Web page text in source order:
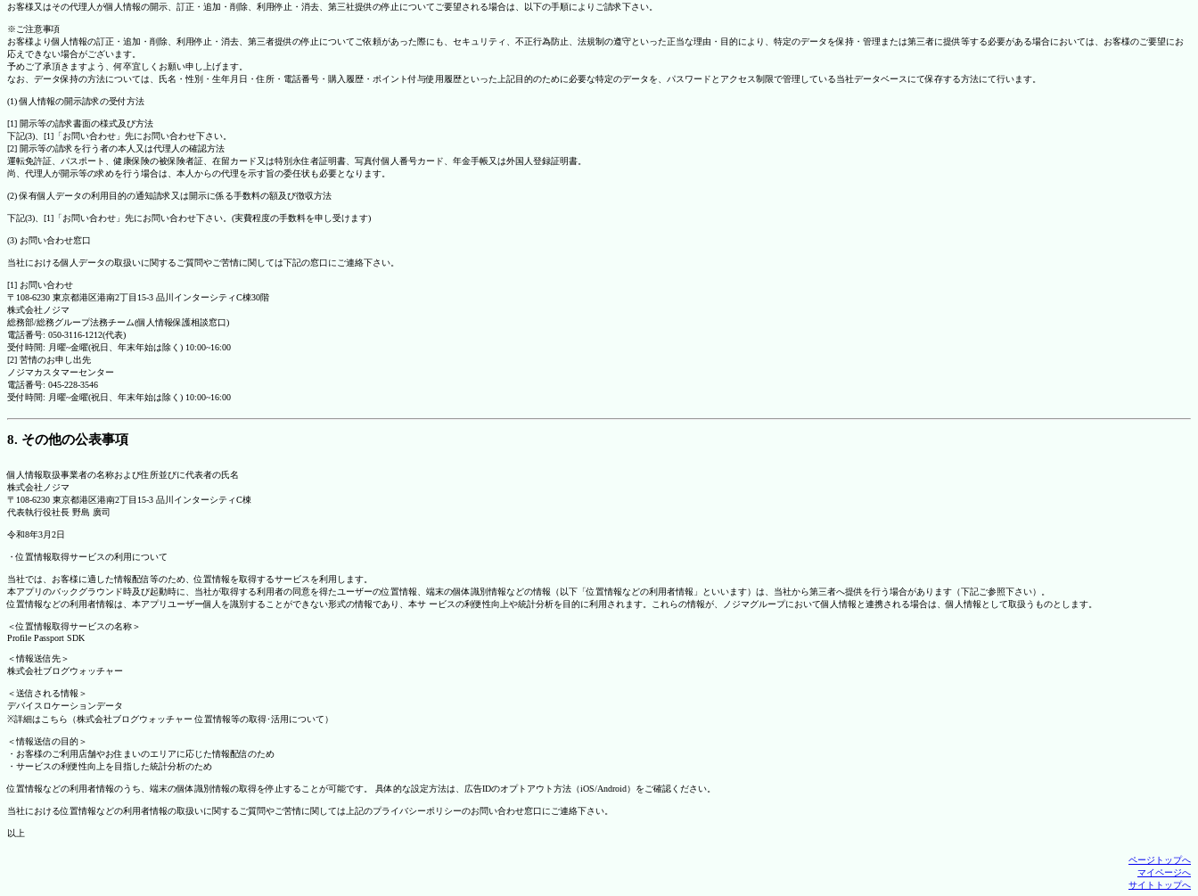
お客様又はその代理人が個人情報の開示、訂正・追加・削除、利用停止・消去、第三社提供の停止についてご要望される場合は、以下の手順によりご請求下さい。
※ご注意事項
お客様より個人情報の訂正・追加・削除、利用停止・消去、第三者提供の停止についてご依頼があった際にも、セキュリティ、不正行為防止、法規制の遵守といった正当な理由・目的により、特定のデータを保持・管理または第三者に提供等する必要がある場合においては、お客様のご要望にお
応えできない場合がございます。
予めご了承頂きますよう、何卒宜しくお願い申し上げます。
なお、データ保持の方法については、氏名・性別・生年月日・住所・電話番号・購入履歴・ポイント付与使用履歴といった上記目的のために必要な特定のデータを、パスワードとアクセス制限で管理している当社データベースにて保存する方法にて行います。
(1) 個人情報の開示請求の受付方法
[1] 開示等の請求書面の様式及び方法
下記(3)、[1]「お問い合わせ」先にお問い合わせ下さい。
[2] 開示等の請求を行う者の本人又は代理人の確認方法
運転免許証、パスポート、健康保険の被保険者証、在留カード又は特別永住者証明書、写真付個人番号カード、年金手帳又は外国人登録証明書。
尚、代理人が開示等の求めを行う場合は、本人からの代理を示す旨の委任状も必要となります。
(2) 保有個人データの利用目的の通知請求又は開示に係る手数料の額及び徴収方法
下記(3)、[1]「お問い合わせ」先にお問い合わせ下さい。(実費程度の手数料を申し受けます)
(3) お問い合わせ窓口
当社における個人データの取扱いに関するご質問やご苦情に関しては下記の窓口にご連絡下さい。
[1] お問い合わせ
〒108-6230 東京都港区港南2丁目15-3 品川インターシティC棟30階
株式会社ノジマ
総務部/総務グループ法務チーム(個人情報保護相談窓口)
電話番号: 050-3116-1212(代表)
受付時間: 月曜~金曜(祝日、年末年始は除く) 10:00~16:00
[2] 苦情のお申し出先
ノジマカスタマーセンター
電話番号: 045-228-3546
受付時間: 月曜~金曜(祝日、年末年始は除く) 10:00~16:00
8. その他の公表事項
個人情報取扱事業者の名称および住所並びに代表者の氏名
株式会社ノジマ
〒108-6230 東京都港区港南2丁目15-3 品川インターシティC棟
代表執行役社長 野島 廣司
令和8年3月2日
・位置情報取得サービスの利用について
当社では、お客様に適した情報配信等のため、位置情報を取得するサービスを利用します。
本アプリのバックグラウンド時及び起動時に、当社が取得する利用者の同意を得たユーザーの位置情報、端末の個体識別情報などの情報（以下「位置情報などの利用者情報」といいます）は、当社から第三者へ提供を行う場合があります（下記ご参照下さい）。
位置情報などの利用者情報は、本アプリユーザー個人を識別することができない形式の情報であり、本サ ービスの利便性向上や統計分析を目的に利用されます。これらの情報が、ノジマグループにおいて個人情報と連携される場合は、個人情報として取扱うものとします。
＜位置情報取得サービスの名称＞
Profile Passport SDK
＜情報送信先＞
株式会社ブログウォッチャー
＜送信される情報＞
デバイスロケーションデータ
※詳細はこちら（株式会社ブログウォッチャー 位置情報等の取得･活用について）
＜情報送信の目的＞
・お客様のご利用店舗やお住まいのエリアに応じた情報配信のため
・サービスの利便性向上を目指した統計分析のため
位置情報などの利用者情報のうち、端末の個体識別情報の取得を停止することが可能です。 具体的な設定方法は、広告IDのオプトアウト方法（iOS/Android）をご確認ください。
当社における位置情報などの利用者情報の取扱いに関するご質問やご苦情に関しては上記のプライバシーポリシーのお問い合わせ窓口にご連絡下さい。
以上
ページトップへ
マイページへ
サイトトップへ